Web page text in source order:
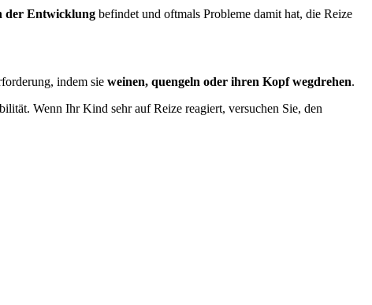
der Entwicklung befindet und oftmals Probleme damit hat, die Reize
indem sie weinen, quengeln oder ihren Kopf wegdrehen.
Wenn Ihr Kind sehr auf Reize reagiert, versuchen Sie, den